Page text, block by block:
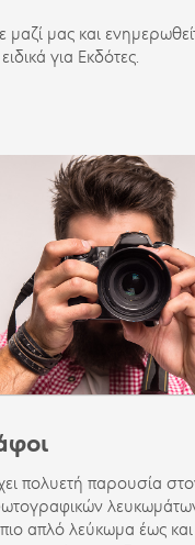
μαζί μας και
για Εκδότες.
πολυετή παρουσία
λευκωμάτων
απλό λεύκωμα έως και